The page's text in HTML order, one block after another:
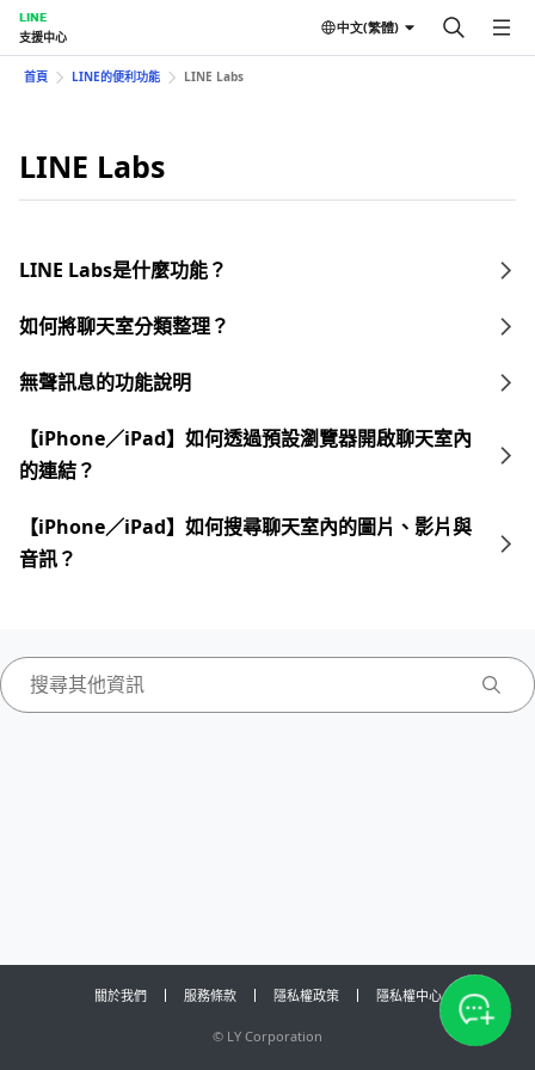
LINE
支援中心
中文(繁體)
首頁 LINE的便利功能 LINE Labs
LINE Labs
LINE Labs是什麼功能？
如何將聊天室分類整理？
無聲訊息的功能說明
【iPhone／iPad】如何透過預設瀏覽器開啟聊天室內
的連結？
【iPhone／iPad】如何搜尋聊天室內的圖片、影片與
音訊？
關於我們 服務條款 隱私權政策 隱私權中心
© LY Corporation